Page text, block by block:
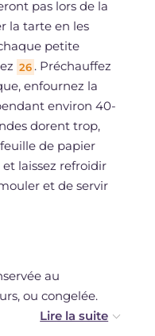
pas lors de la
la tarte en les
petite
26 . Préchauffez
enfournez la
environ 40-
dorent trop,
de papier
laissez refroidir
et de servir
au
ou congelée.